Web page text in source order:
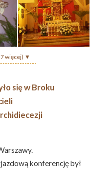
więcej) ▼
się w Broku
konferencję był